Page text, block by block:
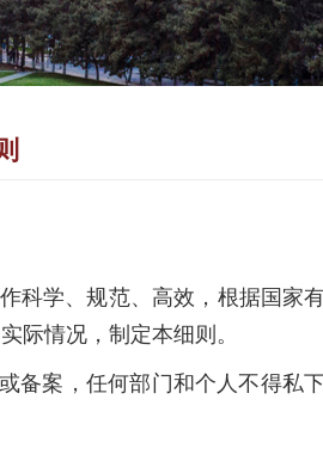
科学、规范、高效，根据国家
际情况，制定本细则。
备案，任何部门和个人不得私